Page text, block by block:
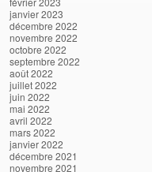
janvier 2023
décembre 2022
novembre 2022
octobre 2022
septembre 2022
août 2022
juillet 2022
juin 2022
mai 2022
avril 2022
mars 2022
janvier 2022
décembre 2021
novembre 2021